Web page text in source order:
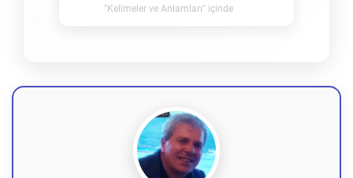
"Kelimeler ve Anlamları" içinde